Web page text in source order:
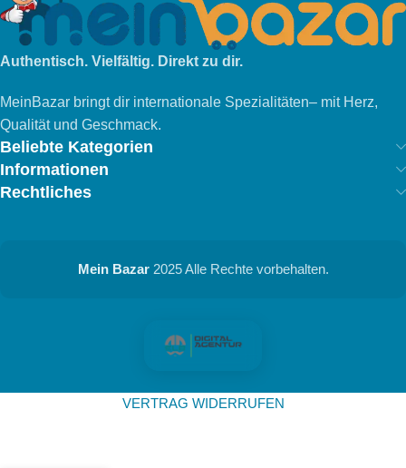
Authentisch. Vielfältig. Direkt zu dir.
MeinBazar bringt dir internationale Spezialitäten– mit Herz,
Qualität und Geschmack.
Beliebte Kategorien
Informationen
Rechtliches
Mein Bazar 2025 Alle Rechte vorbehalten.
VERTRAG WIDERRUFEN